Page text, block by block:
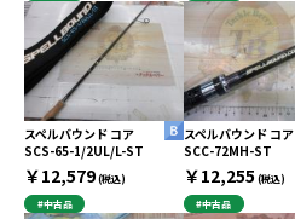
スペルバウンド コア
SCS-65-1/2UL/L-ST
￥12,579(税込)
#中古品
スペルバウンド コア
SCC-72MH-ST
￥12,255 (税込)
#中古品